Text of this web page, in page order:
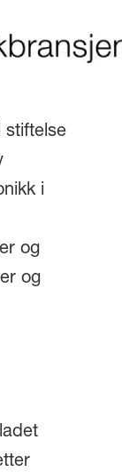
stiftelse
i
og
og